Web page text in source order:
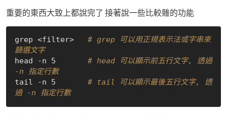
重要的東西大致上都說完了 接著說一些比較雜的功能
grep <filter> # grep 可以用正規表示法或字串來
篩選文字
head -n 5 # head 可以顯示前五行文字, 透過
-n 指定行數
tail -n 5 # tail 可以顯示最後五行文字, 透
過 -n 指定行數